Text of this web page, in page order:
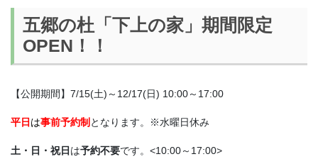
五郷の杜「下上の家」期間限定
OPEN！！
【公開期間】7/15(土)～12/17(日) 10:00～17:00
平日 は事前予約制 となります。※水曜日休み
土・日・祝日 は予約不要です。<10:00～17:00>